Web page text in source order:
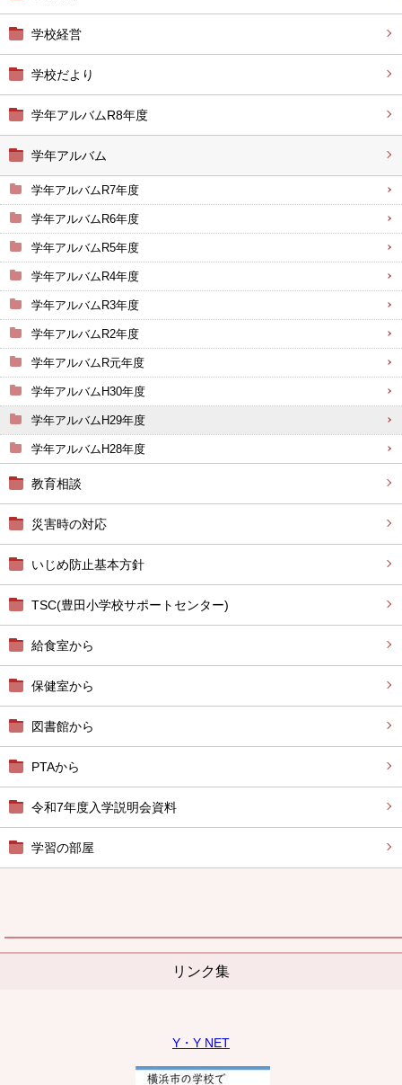
学校経営
学校だより
学年アルバムR8年度
学年アルバム
学年アルバムR7年度
学年アルバムR6年度
学年アルバムR5年度
学年アルバムR4年度
学年アルバムR3年度
学年アルバムR2年度
学年アルバムR元年度
学年アルバムH30年度
学年アルバムH29年度
学年アルバムH28年度
教育相談
災害時の対応
いじめ防止基本方針
TSC(豊田小学校サポートセンター)
給食室から
保健室から
図書館から
PTAから
令和7年度入学説明会資料
学習の部屋
リンク集
Y・Y NET